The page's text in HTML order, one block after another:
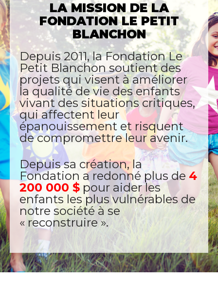
LA MISSION DE LA
FONDATION LE PETIT
BLANCHON​
Depuis 2011, la Fondation Le
Petit Blanchon soutient des
projets qui visent à améliorer
la qualité de vie des enfants
vivant des situations critiques,
qui affectent leur
épanouissement et risquent
de compromettre leur avenir.
Depuis sa création, la
Fondation a redonné plus de 4
200 000 $ pour aider les
enfants les plus vulnérables de
notre société à se
« reconstruire ».